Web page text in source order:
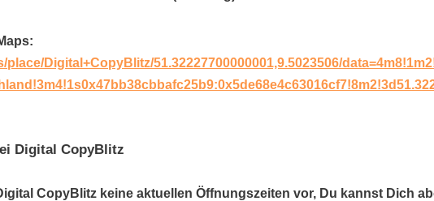
Digital+CopyBlitz/51.32227700000001,9.5023506/
Digital CopyBlitz
CopyBlitz keine aktuellen Öffnungszeiten vor, Du kannst Dich